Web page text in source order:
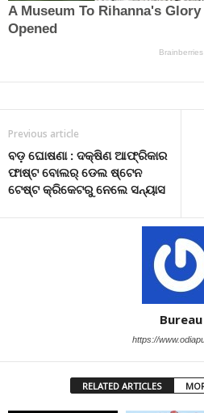
Previous article
ବଡ଼ ଘୋଷଣା : ଦକ୍ଷିଣ ଆଫ୍ରିକାର
ଫାଷ୍ଟ ବୋଲର୍ ଡେଲ ଷ୍ଟେନ
ଟେଷ୍ଟ କ୍ରିକେଟରୁ ନେଲେ ସନ୍ୟାସ
Bureau
https://
RELATED ARTICLES